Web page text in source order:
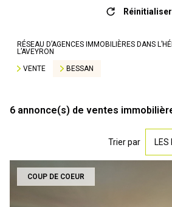
Réinitialiser
RÉSEAU D’AGENCES IMMOBILIÈRES DANS
L’AVEYRON
VENTE
BESSAN
6 annonce(s) de ventes
Trier par LES
COUP DE COEUR